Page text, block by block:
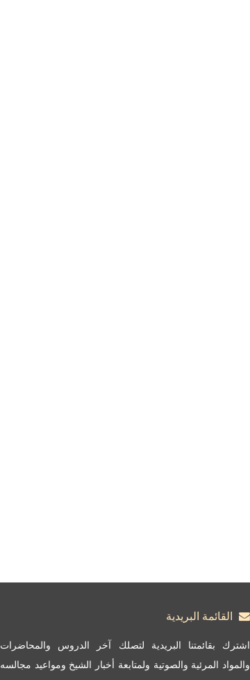
القائمة البريدية
اشترك بقائمتنا البريدية لتصلك آخر الدروس والمحاضرات
والمواد المرئية والصوتية ولمتابعة أخبار الشيخ ومواعيد مجالسه